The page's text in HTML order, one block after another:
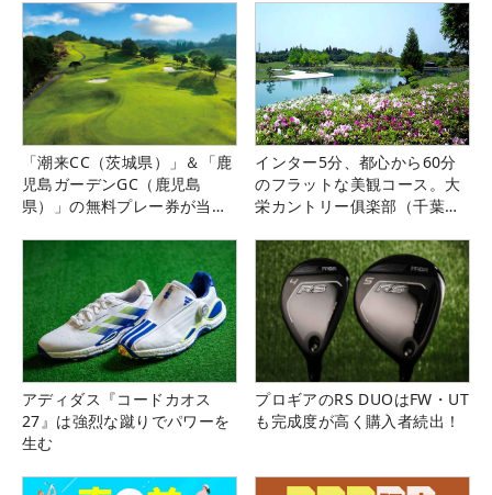
「潮来CC（茨城県）」＆「鹿
児島ガーデンGC（鹿児島
県）」の無料プレー券が当た
インター5分、都心から60分
のフラットな美観コース。大
栄カントリー俱楽部（千葉
アディダス『コードカオス
27』は強烈な蹴りでパワーを
生む
プロギアのRS DUOはFW・UT
も完成度が高く購入者続出！